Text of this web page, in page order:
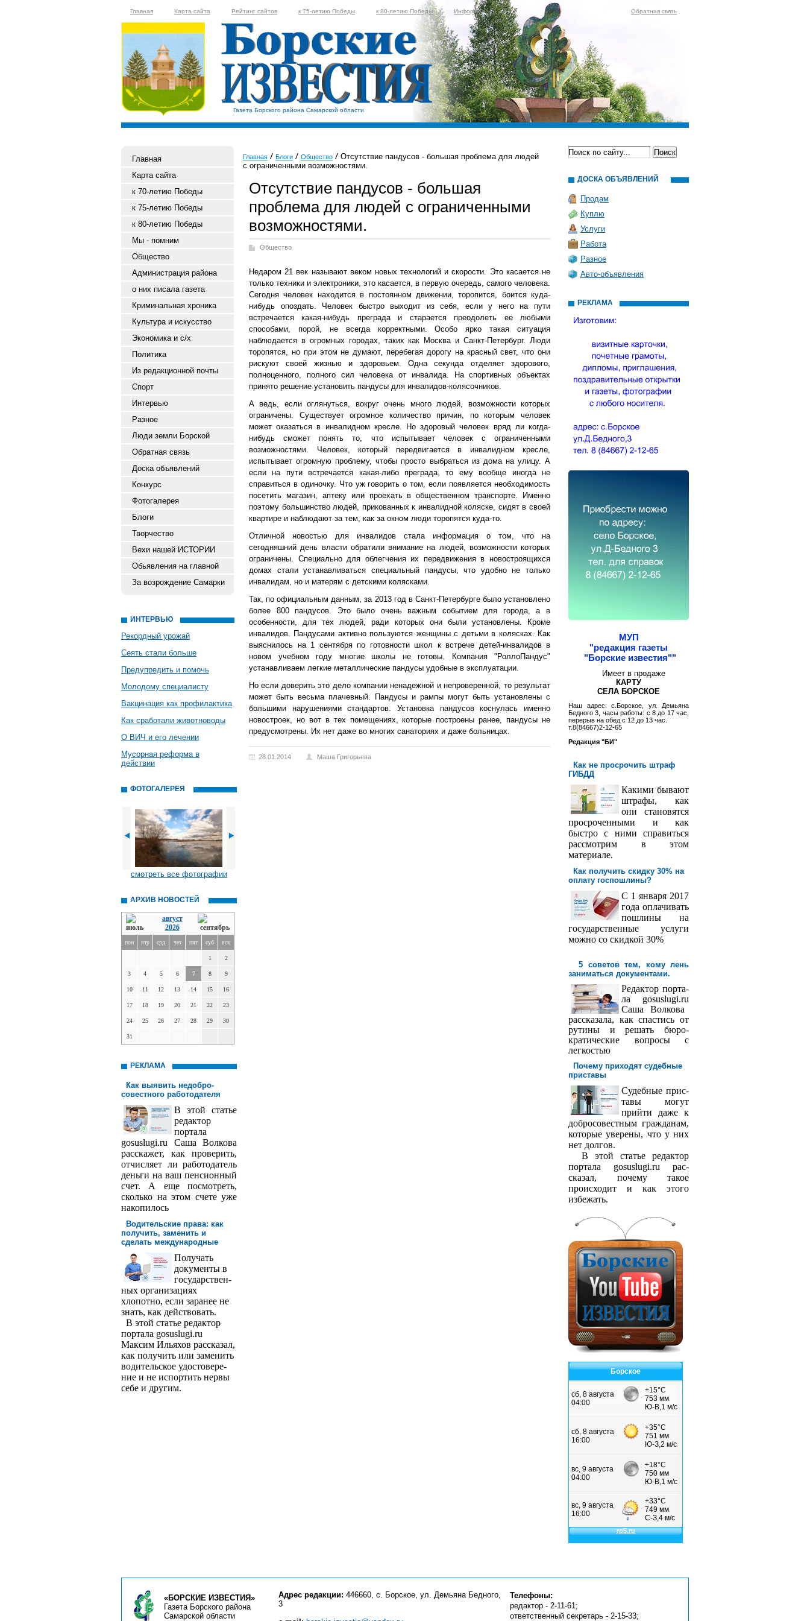
Главная Карта сайта Рейтинг сайтов к 75-летию Победы к 80-летию Победы Информер Обратная связь
Газета Борского района Самарской области
Главная
Карта сайта
к 70-летию Победы
к 75-летию Победы
к 80-летию Победы
Мы - помним
Общество
Администрация района
о них писала газета
Криминальная хроника
Культура и искусство
Экономика и с/х
Политика
Из редакционной почты
Спорт
Интервью
Разное
Люди земли Борской
Обратная связь
Доска объявлений
Конкурс
Фотогалерея
Блоги
Творчество
Вехи нашей ИСТОРИИ
Обьявления на главной
За возрождение Самарки
ИНТЕРВЬЮ
Рекордный урожай
Сеять стали больше
Предупредить и помочь
Молодому специалисту
Вакцинация как профилактика
Как сработали животноводы
О ВИЧ и его лечении
Мусорная реформа в
действии
ФОТОГАЛЕРЕЯ
смотреть все фотографии
АРХИВ НОВОСТЕЙ
август
2026
пон втр срд чет пят суб вск
1 2
3 4 5 6 7 8 9
10 11 12 13 14 15 16
17 18 19 20 21 22 23
24 25 26 27 28 29 30
31
РЕКЛАМА
Как выявить недобро­
совестного работодателя
В этой статье
редактор
порта­ла
gosuslugi.ru Саша Волкова
расскажет, как проверить,
отчисляет ли работодатель
деньги на ваш пенсионный
счет. А еще посмотреть,
сколько на этом счете уже
накопилось
Водительские права: как
получить, заменить и
сделать международ­ные
Получать
доку­менты в
государствен­
ных организациях
хлопотно, если заранее не
знать, как действовать.
В этой статье редактор
портала gosuslugi.ru
Максим Ильяхов рассказал,
как получить или заменить
водительское удостовере­
ние и не испортить нервы
себе и другим.
Главная Блоги Общество
Отсутствие пандусов - большая проблема для людей
с ограниченными возможностями.
Отсутствие пандусов - большая
проблема для людей с ограниченными
возможностями.
Общество
Недаром 21 век называют веком новых технологий и скорости. Это касается не
только техники и электроники, это касается, в первую очередь, самого человека.
Сегодня человек находится в постоянном движении, торопится, боится куда-
нибудь опоздать. Человек быстро выходит из себя, если у него на пути
встречается какая-нибудь преграда и старается преодолеть ее любыми
способами, порой, не всегда корректными. Особо ярко такая ситуация
наблюдается в огромных городах, таких как Москва и Санкт-Петербург. Люди
торопятся, но при этом не думают, перебегая дорогу на красный свет, что они
рискуют своей жизнью и здоровьем. Одна секунда отделяет здорового,
полноценного, полного сил человека от инвалида. На спортивных объектах
принято решение установить пандусы для инвалидов-колясочников.
А ведь, если оглянуться, вокруг очень много людей, возможности которых
ограничены. Существует огромное количество причин, по которым человек
может оказаться в инвалидном кресле. Но здоровый человек вряд ли когда-
нибудь сможет понять то, что испытывает человек с ограниченными
возможностями. Человек, который передвигается в инвалидном кресле,
испытывает огромную проблему, чтобы просто выбраться из дома на улицу. А
если на пути встречается какая-либо преграда, то ему вообще иногда не
справиться в одиночку. Что уж говорить о том, если появляется необходимость
посетить магазин, аптеку или проехать в общественном транспорте. Именно
поэтому большинство людей, прикованных к инвалидной коляске, сидят в своей
квартире и наблюдают за тем, как за окном люди торопятся куда-то.
Отличной новостью для инвалидов стала информация о том, что на
сегодняшний день власти обратили внимание на людей, возможности которых
ограничены. Специально для облегчения их передвижения в новостроящихся
домах стали устанавливаться специальный пандусы, что удобно не только
инвалидам, но и матерям с детскими колясками.
Так, по официальным данным, за 2013 год в Санкт-Петербурге было установлено
более 800 пандусов. Это было очень важным событием для города, а в
особенности, для тех людей, ради которых они были установлены. Кроме
инвалидов. Пандусами активно пользуются женщины с детьми в колясках. Как
выяснилось на 1 сентября по готовности школ к встрече детей-инвалидов в
новом учебном году многие школы не готовы. Компания "РоллоПандус"
устанавливаем легкие металлические пандусы удобные в эксплуатации.
Но если доверить это дело компании ненадежной и непроверенной, то результат
может быть весьма плачевный. Пандусы и рампы могут быть установлены с
большими нарушениями стандартов. Установка пандусов коснулась именно
новостроек, но вот в тех помещениях, которые построены ранее, пандусы не
предусмотрены. Их нет даже во многих санаториях и даже больницах.
28.01.2014 Маша Григорьева
ДОСКА ОБЪЯВЛЕНИЙ
Продам
Куплю
Услуги
Работа
Разное
Авто-объявления
РЕКЛАМА
МУП
"редакция газеты
"Борские известия""
Имеет в продаже
КАРТУ
СЕЛА БОРСКОЕ
Наш адрес: с.Борское, ул. Демьяна
Бедного 3, часы работы: с 8 до 17 час,
перерыв на обед с 12 до 13 час.
т.8(84667)2-12-65
Редакция "БИ"
Как не просрочить штраф
ГИБДД
Какими бывают
штрафы, как
они становятся
просроченными и как
быстро с ними справиться
рассмотрим в этом
материале.
Как получить скидку 30% на
оплату госпош­лины?
С 1 января 2017
года оплачивать
пошлины на
государственные услуги
можно со скидкой 30%
5 советов тем, кому лень
заниматься документами.
Редактор порта­
ла gosuslugi.ru
Саша Волкова
рассказала, как спастись от
рутины и решать бюро­
кратические вопросы с
легкостью
Почему приходят судебные
приставы
Судебные прис­
тавы могут
прийти даже к
добросовестным гражданам,
которые уверены, что у них
нет долгов.
В этой статье редактор
портала gosuslugi.ru рас­
сказал, почему такое
происходит и как этого
избежать.
Борское
«БОРСКИЕ ИЗВЕСТИЯ»
Газета Борского района
Самарской области
Адрес редакции: 446660, с. Борское, ул. Демьяна Бедного,
3
Телефоны:
редактор - 2-11-61;
ответственный секретарь - 2-15-33;